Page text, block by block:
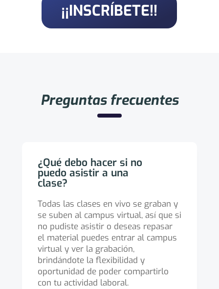
¡¡INSCRÍBETE!!
Preguntas frecuentes
¿Qué debo hacer si no
puedo asistir a una
clase?
Todas las clases en vivo se graban y
se suben al campus virtual, así que si
no pudiste asistir o deseas repasar
el material puedes entrar al campus
virtual y ver la grabación,
brindándote la flexibilidad y
oportunidad de poder compartirlo
con tu actividad laboral.